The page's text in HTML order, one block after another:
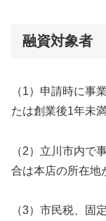
融資対象者
（1）申請時に事
たは創業後1年未
（2）立川市内で
合は本店の所在地
（3）市民税、固